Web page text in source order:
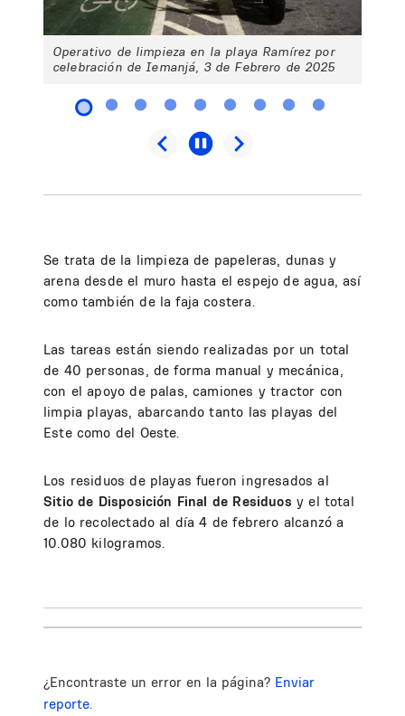
Operativo de limpieza en la playa Ramírez por
celebración de Iemanjá, 3 de Febrero de 2025
Se trata de la limpieza de papeleras, dunas y
arena desde el muro hasta el espejo de agua, así
como también de la faja costera.
Las tareas están siendo realizadas por un total
de 40 personas, de forma manual y mecánica,
con el apoyo de palas, camiones y tractor con
limpia playas, abarcando tanto las playas del
Este como del Oeste.
Los residuos de playas fueron ingresados al
Sitio de Disposición Final de Residuos y el total
de lo recolectado al día 4 de febrero alcanzó a
10.080 kilogramos.
¿Encontraste un error en la página? Enviar
reporte.